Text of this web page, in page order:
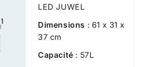
LED JUWEL
Dimensions : 61 x 31 x
37 cm
Capacité : 57L